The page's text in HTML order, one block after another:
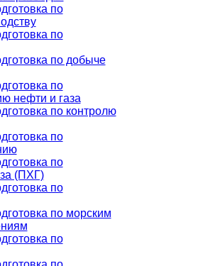
по
по
по добыче
по
нефти и газа
по контролю
по
по
(ПХГ)
по
по морским
по